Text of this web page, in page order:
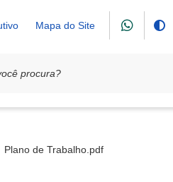
Mapa do Site
Assistência aos Menores (Patronato)
Plano de Trabalho.pdf